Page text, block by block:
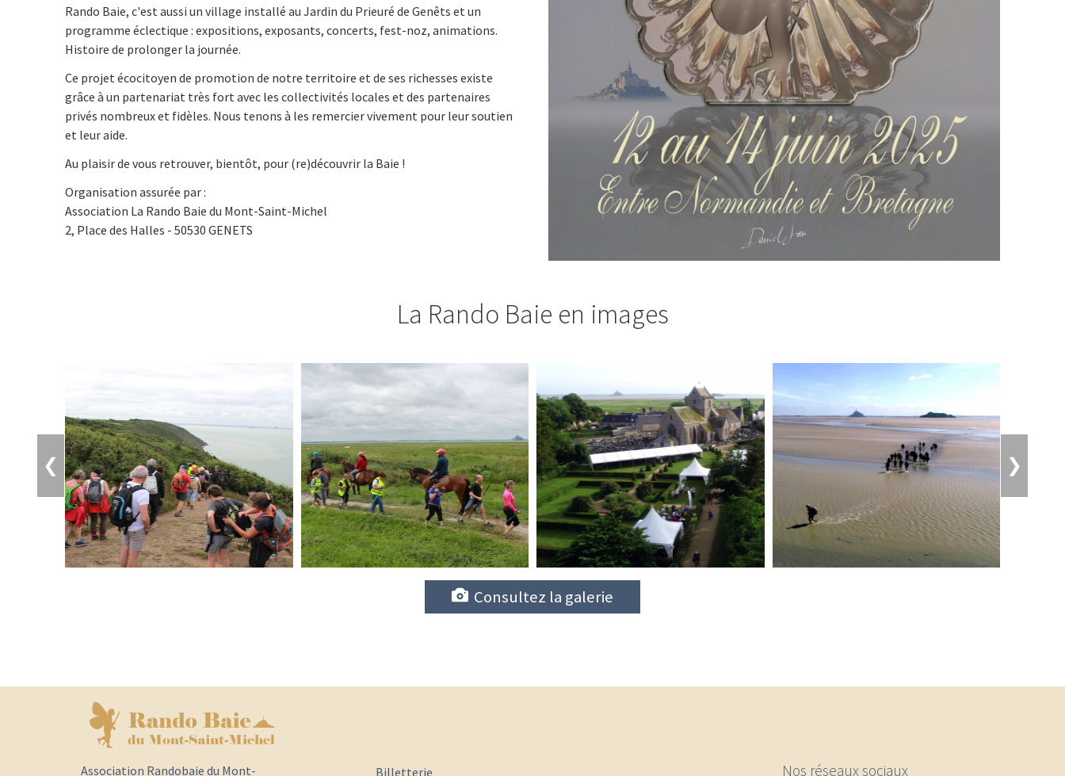
Rando Baie, c'est aussi un village installé au Jardin du Prieuré de Genêts et un
programme éclectique : expositions, exposants, concerts, fest-noz, animations.
Histoire de prolonger la journée.
Ce projet écocitoyen de promotion de notre territoire et de ses richesses existe
grâce à un partenariat très fort avec les collectivités locales et des partenaires
privés nombreux et fidèles. Nous tenons à les remercier vivement pour leur soutien
et leur aide.
Au plaisir de vous retrouver, bientôt, pour (re)découvrir la Baie !
Organisation assurée par :
Association La Rando Baie du Mont-Saint-Michel
2, Place des Halles - 50530 GENETS
La Rando Baie en images
❮ ❯
Consultez la galerie
Association Randobaie du Mont- Billetterie Nos réseaux sociaux